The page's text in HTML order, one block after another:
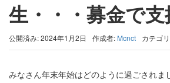
生・・・募金で
公開済み: 2024年1月2日 作成者: Mcnct カテゴ
みなさん年末年始はどのように過ごされま